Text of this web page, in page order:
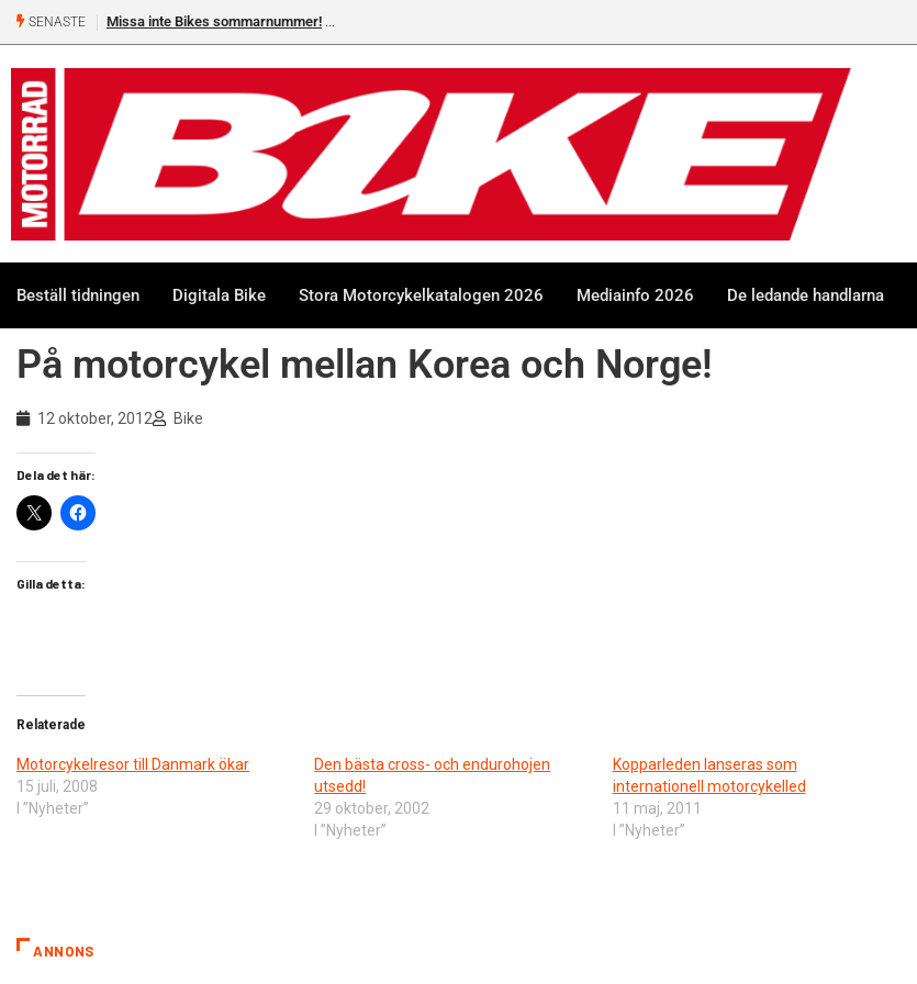
SENASTE Missa inte Bikes sommarnummer!
Beställ tidningen Digitala Bike Stora Motorcykelkatalogen 2026 Mediainfo 2026 De ledande handlarna
På motorcykel mellan Korea och Norge!
12 oktober, 2012 Bike
Dela det här:
Gilla detta:
Relaterade
Motorcykelresor till Danmark ökar
15 juli, 2008
I ”Nyheter”
Den bästa cross- och endurohojen
utsedd!
29 oktober, 2002
I ”Nyheter”
Kopparleden lanseras som
internationell motorcykelled
11 maj, 2011
I ”Nyheter”
ANNONS